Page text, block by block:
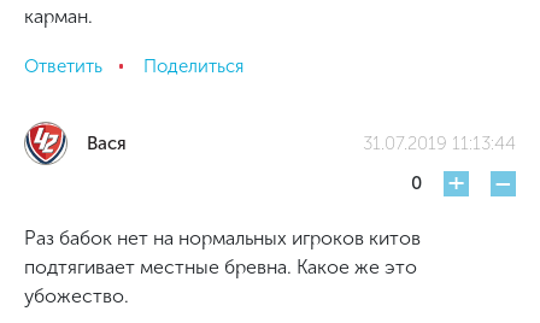
карман.
Ответить Поделиться
Вася
31.07.2019 11:13:44
0
+ -
Раз бабок нет на нормальных игроков китов
подтягивает местные бревна. Какое же это
убожество.